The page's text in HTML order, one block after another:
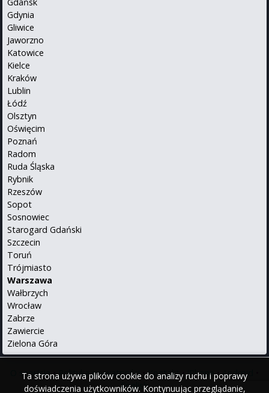
Ta strona używa plików cookie do analizy ruchu i poprawy
doświadczenia użytkowników. Kontynuując przeglądanie,
Gdynia
Gliwice
Jaworzno
Katowice
Kielce
Kraków
Lublin
Łódź
Olsztyn
Oświęcim
Poznań
Radom
Ruda Śląska
Rybnik
Rzeszów
Sopot
Sosnowiec
Starogard Gdański
Szczecin
Toruń
Trójmiasto
Warszawa
Wałbrzych
Wrocław
Zabrze
Zawiercie
Zielona Góra
O serwisie•Polityka prywatności•Kontakt•iPhone•Android
English